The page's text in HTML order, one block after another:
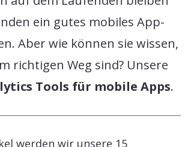
ein gutes mobiles App-
Aber wie können sie wissen,
richtigen Weg sind? Unsere
Tools für mobile Apps.
werden wir unsere 15